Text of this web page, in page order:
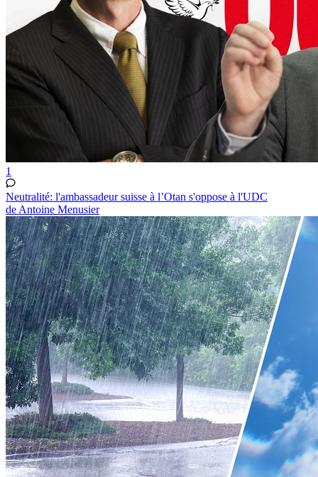
1
Neutralité: l'ambassadeur suisse à l’Otan s'oppose à l'UDC
de Antoine Menusier